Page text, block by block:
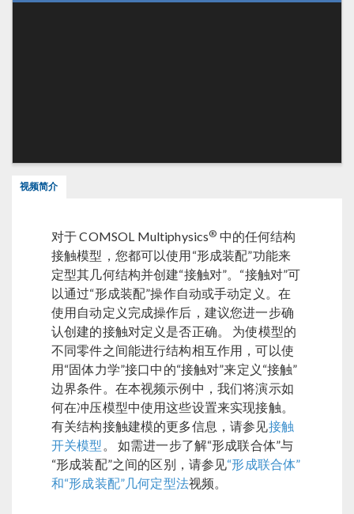
视频简介
对于 COMSOL Multiphysics® 中的任何结构
接触模型，您都可以使用“形成装配”功能来
定型其几何结构并创建“接触对”。“接触对”可
以通过“形成装配”操作自动或手动定义。在
使用自动定义完成操作后，建议您进一步确
认创建的接触对定义是否正确。 为使模型的
不同零件之间能进行结构相互作用，可以使
用“固体力学”接口中的“接触对”来定义“接触”
边界条件。在本视频示例中，我们将演示如
何在冲压模型中使用这些设置来实现接触。
有关结构接触建模的更多信息，请参见接触
开关模型 。 如需进一步了解“形成联合体”与
“形成装配”之间的区别，请参见“形成联合体”
和“形成装配”几何定型法视频。